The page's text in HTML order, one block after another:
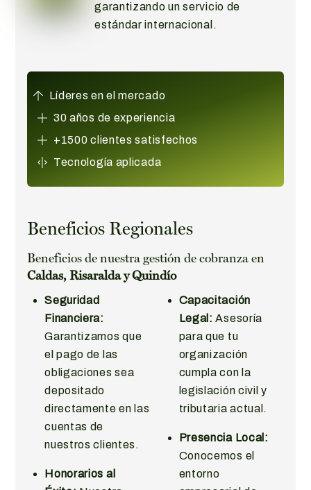
garantizando un servicio de
estándar internacional.
Líderes en el mercado
30 años de experiencia
+1500 clientes satisfechos
Tecnología aplicada
Beneficios Regionales
Beneficios de nuestra gestión de cobranza en
Caldas, Risaralda y Quindío
Seguridad
Financiera:
Garantizamos que
el pago de las
obligaciones sea
depositado
directamente en las
cuentas de
nuestros clientes.
Honorarios al
Capacitación
Legal: Asesoría
para que tu
organización
cumpla con la
legislación civil y
tributaria actual.
Presencia Local:
Conocemos el
entorno